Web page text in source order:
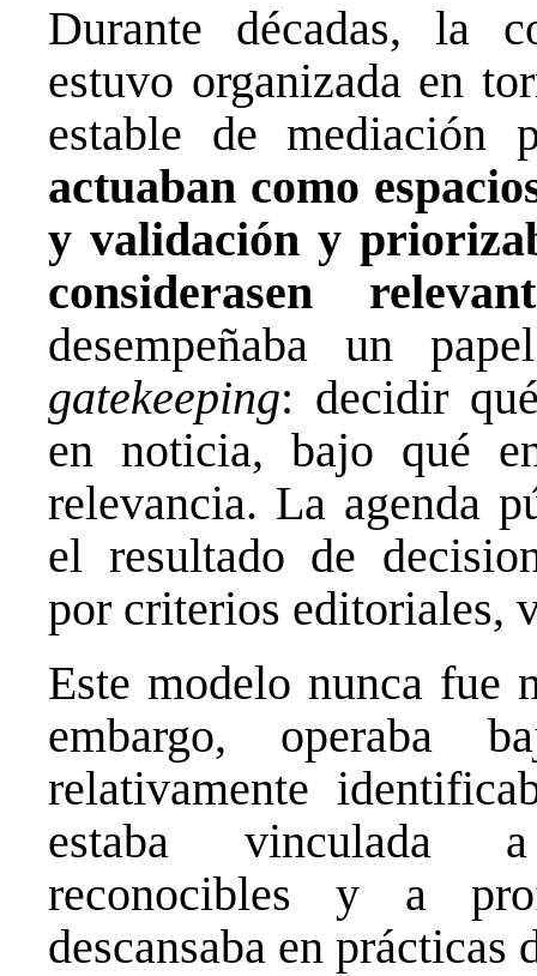
Durante décadas, la
estuvo organizada en
estable de mediación
actuaban como
y validación y
considerasen
desempeñaba un
gatekeeping: decidir
en noticia, bajo qué
relevancia. La agenda
el resultado de
por criterios editoriales,
Este modelo nunca fue
embargo, operaba
relativamente
estaba vinculada
reconocibles y a
descansaba en